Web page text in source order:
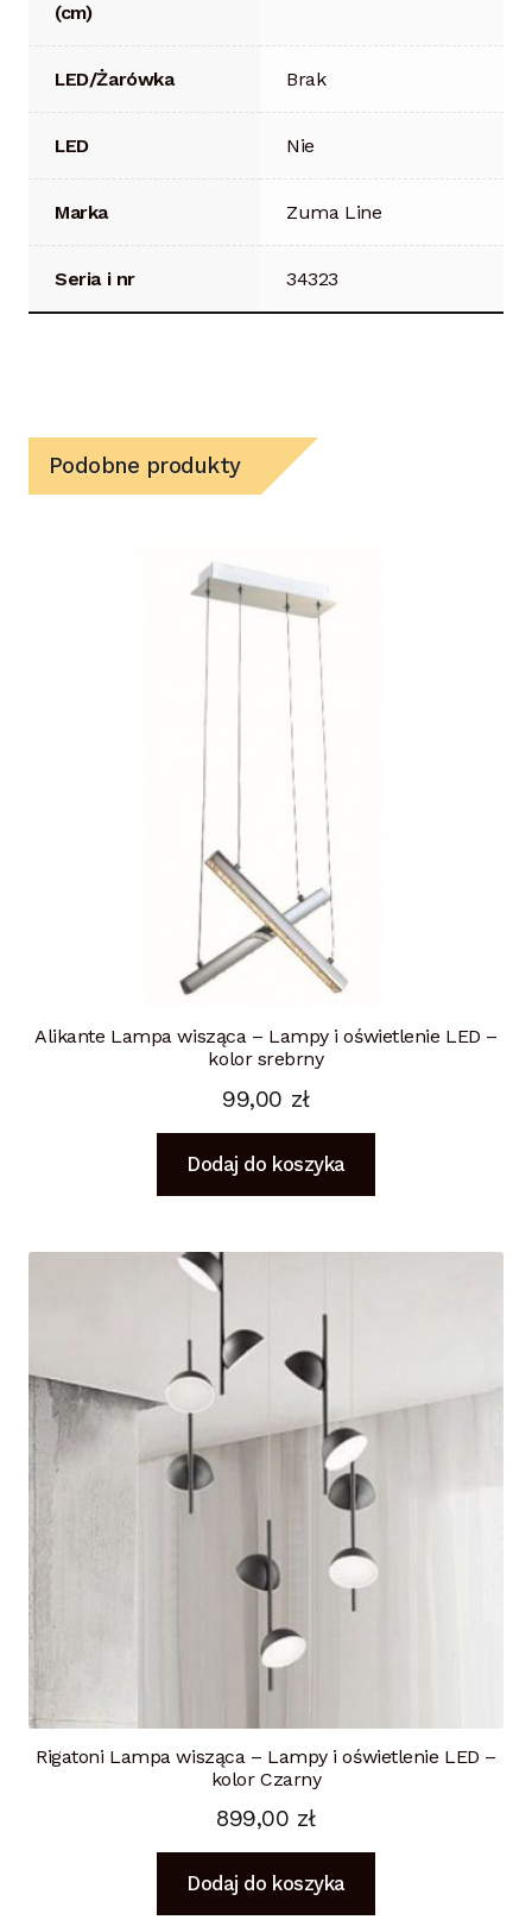
(cm)
LED/Żarówka Brak
LED Nie
Marka Zuma Line
Seria i nr 34323
Podobne produkty
Alikante Lampa wisząca – Lampy i oświetlenie LED –
kolor srebrny
99,00 zł
Dodaj do koszyka
Rigatoni Lampa wisząca – Lampy i oświetlenie LED –
kolor Czarny
899,00 zł
Dodaj do koszyka